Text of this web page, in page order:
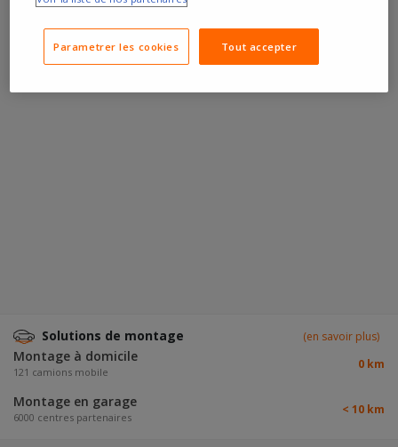
Solutions de montage (en savoir plus)
Montage à domicile
121 camions mobile
0 km
Montage en garage
6000 centres partenaires
< 10 km
Parametrer les cookies Tout accepter